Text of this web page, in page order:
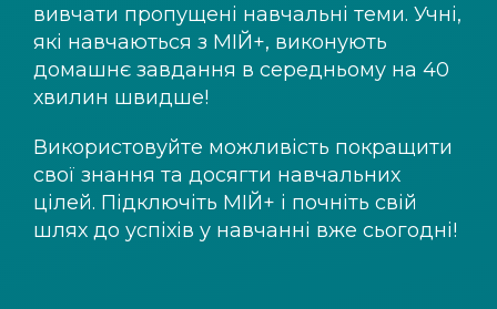
вивчати пропущені навчальні теми. Учні,
які навчаються з МІЙ+, виконують
домашнє завдання в середньому на 40
хвилин швидше!
Використовуйте можливість покращити
свої знання та досягти навчальних
цілей. Підключіть МІЙ+ і почніть свій
шлях до успіхів у навчанні вже сьогодні!